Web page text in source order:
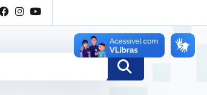
FACEBOOKINSTAGRAM